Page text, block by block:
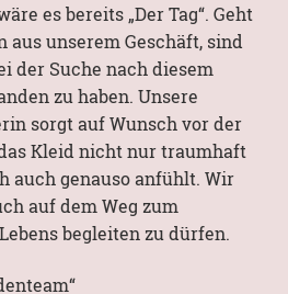
es bereits „Der Tag“. Geht
unserem Geschäft, sind
der Suche nach diesem
zu haben. Unsere
sorgt auf Wunsch vor der
Kleid nicht nur traumhaft
auch genauso anfühlt. Wir
auf dem Weg zum
begleiten zu dürfen.